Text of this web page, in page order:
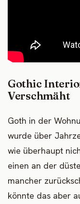
Gothic
Verschmäht
Goth in der
wurde über
wie überhaupt
einen an der
mancher
könnte das aber